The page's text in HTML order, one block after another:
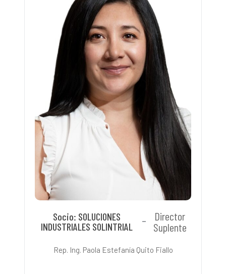
Socio: SOLUCIONES
INDUSTRIALES SOLINTRIAL
Director
Suplente
Rep. Ing. Paola Estefanía Quito Fiallo